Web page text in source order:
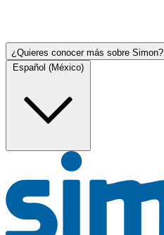
¿Quieres conocer más sobre Simon?